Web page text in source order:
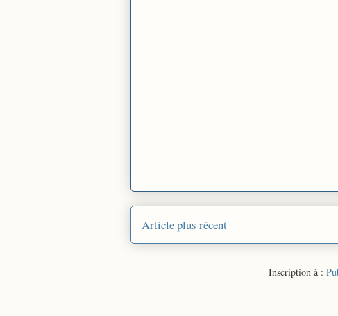
Article plus récent
Inscription à :